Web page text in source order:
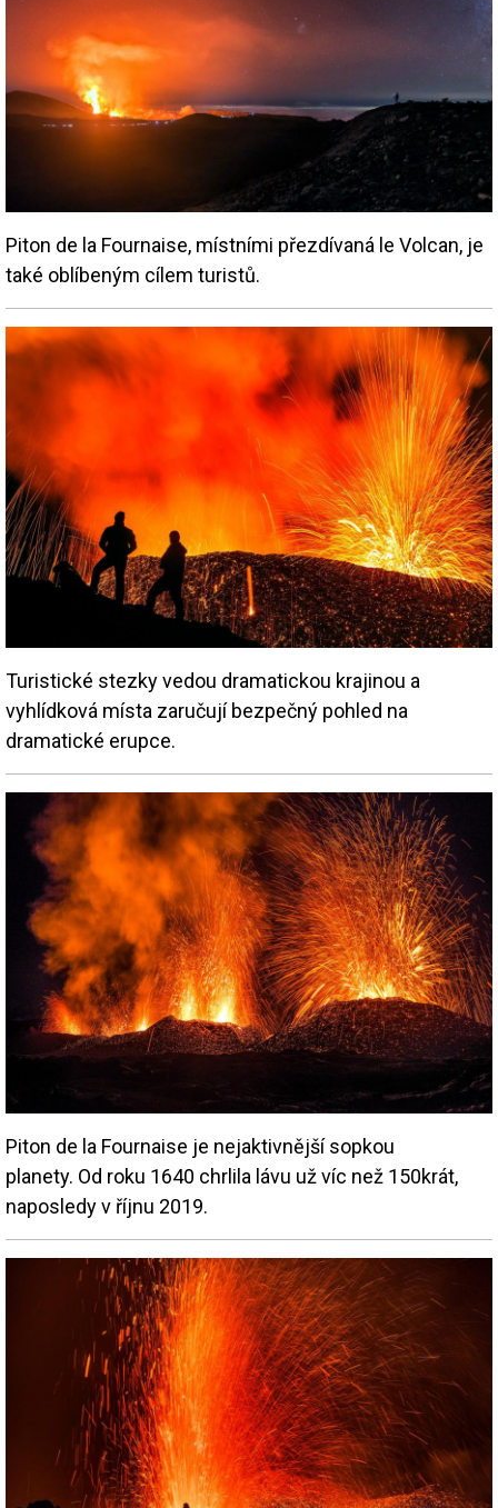
Piton de la Fournaise, místními přezdívaná le Volcan, je
také oblíbeným cílem turistů.
Turistické stezky vedou dramatickou krajinou a
vyhlídková místa zaručují bezpečný pohled na
dramatické erupce.
Piton de la Fournaise je nejaktivnější sopkou
planety. Od roku 1640 chrlila lávu už víc než 150krát,
naposledy v říjnu 2019.